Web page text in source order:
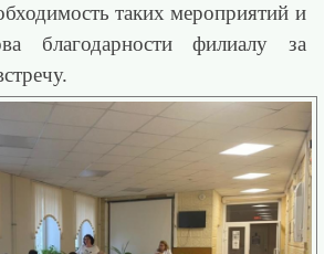
таких мероприятий и
благодарности филиалу за